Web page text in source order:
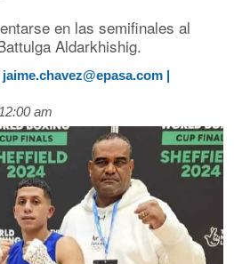
en las semifinales al
Aldarkhishig.
|
am